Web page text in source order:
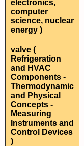
electronics,
computer
science, nuclear
energy )
valve (
Refrigeration
and HVAC
Components -
Thermodynamic
and Physical
Concepts -
Measuring
Instruments and
Control Devices
)